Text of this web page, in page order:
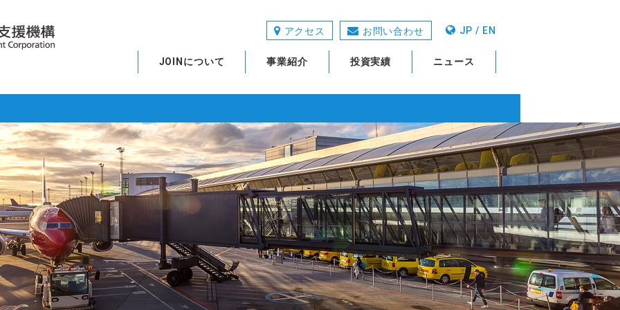
アクセス お問い合わせ JP / EN
JOINについて 事業紹介 投資実績 ニュース